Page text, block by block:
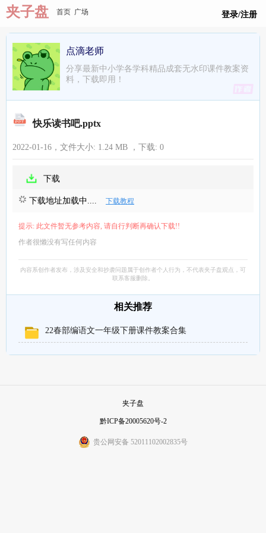
夹子盘 首页 广场 登录/注册
点滴老师
分享最新中小学各学科精品成套无水印课件教案资
料，下载即用！
相关推荐
22春部编语文一年级下册课件教案合集
快乐读书吧.pptx
2022-01-16，文件大小: 1.24 MB ，下载: 0
下载
下载地址加载中.... 下载教程
提示: 此文件暂无参考内容, 请自行判断再确认下载!!
作者很懒没有写任何内容
内容系创作者发布，涉及安全和抄袭问题属于创作者个人行为，不代表夹子盘观点，可
联系客服删除。
夹子盘
黔ICP备20005620号-2
贵公网安备 52011102002835号